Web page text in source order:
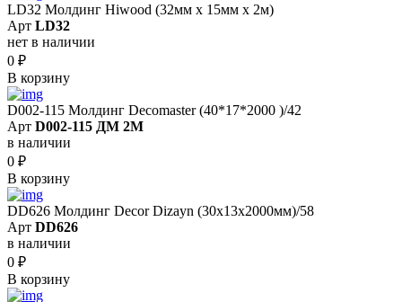
LD32 Молдинг Hiwood (32мм х 15мм х 2м)
Арт LD32
нет в наличии
0 ₽
В корзину
D002-115 Молдинг Decomaster (40*17*2000 )/42
Арт D002-115 ДМ 2М
в наличии
0 ₽
В корзину
DD626 Молдинг Decor Dizayn (30x13x2000мм)/58
Арт DD626
в наличии
0 ₽
В корзину